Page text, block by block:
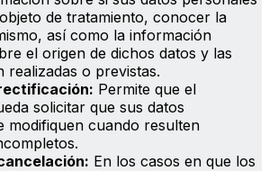
de tratamiento, conocer la
así como la información
el origen de dichos datos y las
realizadas o previstas.
Permite que el
solicitar que sus datos
modifiquen cuando resulten
En los casos en que los